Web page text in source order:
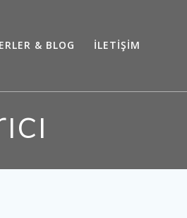
& BLOG İLETİŞİM